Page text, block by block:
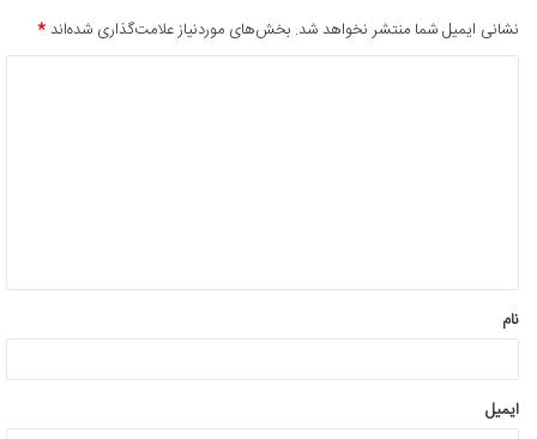
نشانی ایمیل شما منتشر نخواهد شد. بخش‌های موردنیاز علامت‌گذاری شده‌اند*
*
نام
ایمیل